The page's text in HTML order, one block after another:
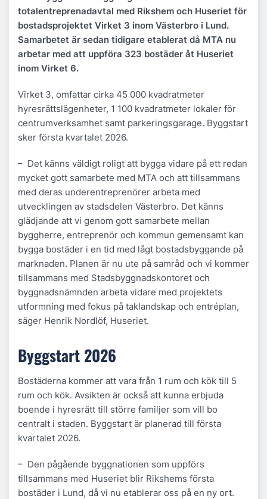
totalentreprenadavtal med Rikshem och Huseriet för
bostadsprojektet Virket 3 inom Västerbro i Lund.
Samarbetet är sedan tidigare etablerat då MTA nu
arbetar med att uppföra 323 bostäder åt Huseriet
inom Virket 6.
Virket 3, omfattar cirka 45 000 kvadratmeter
hyresrättslägenheter, 1 100 kvadratmeter lokaler för
centrumverksamhet samt parkeringsgarage. Byggstart
sker första kvartalet 2026.
– Det känns väldigt roligt att bygga vidare på ett redan
mycket gott samarbete med MTA och att tillsammans
med deras underentreprenörer arbeta med
utvecklingen av stadsdelen Västerbro. Det känns
glädjande att vi genom gott samarbete mellan
byggherre, entreprenör och kommun gemensamt kan
bygga bostäder i en tid med lågt bostadsbyggande på
marknaden. Planen är nu ute på samråd och vi kommer
tillsammans med Stadsbyggnadskontoret och
byggnadsnämnden arbeta vidare med projektets
utformning med fokus på taklandskap och entréplan,
säger Henrik Nordlöf, Huseriet.
Byggstart 2026
Bostäderna kommer att vara från 1 rum och kök till 5
rum och kök. Avsikten är också att kunna erbjuda
boende i hyresrätt till större familjer som vill bo
centralt i staden. Byggstart är planerad till första
kvartalet 2026.
– Den pågående byggnationen som uppförs
tillsammans med Huseriet blir Rikshems första
bostäder i Lund, då vi nu etablerar oss på en ny ort.